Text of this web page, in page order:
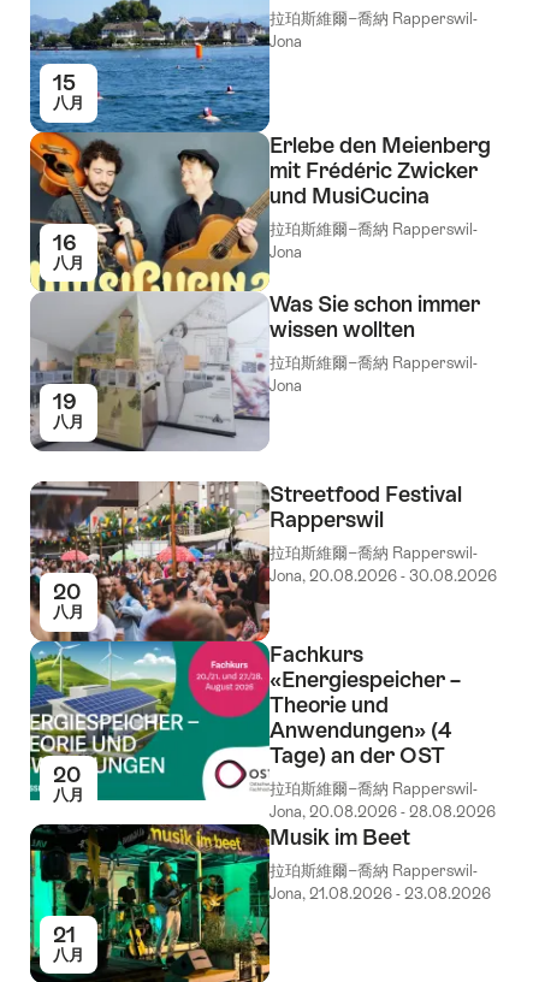
15
八月
拉珀斯維爾−喬納 Rapperswil-
Jona
16
八月
Erlebe den Meienberg
mit Frédéric Zwicker
und MusiCucina
拉珀斯維爾−喬納 Rapperswil-
Jona
19
八月
Was Sie schon immer
wissen wollten
拉珀斯維爾−喬納 Rapperswil-
Jona
20
八月
Streetfood Festival
Rapperswil
拉珀斯維爾−喬納 Rapperswil-
Jona, 20.08.2026 - 30.08.2026
20
八月
Fachkurs
«Energiespeicher –
Theorie und
Anwendungen» (4
Tage) an der OST
拉珀斯維爾−喬納 Rapperswil-
Jona, 20.08.2026 - 28.08.2026
21
八月
Musik im Beet
拉珀斯維爾−喬納 Rapperswil-
Jona, 21.08.2026 - 23.08.2026